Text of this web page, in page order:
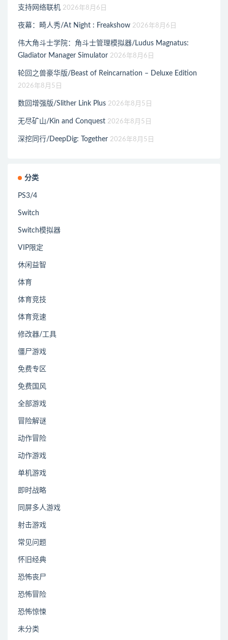
支持网络联机 2026年8月6日
夜幕：畸人秀/At Night : Freakshow 2026年8月6日
伟大角斗士学院：角斗士管理模拟器/Ludus Magnatus:
Gladiator Manager Simulator 2026年8月6日
轮回之兽豪华版/Beast of Reincarnation – Deluxe Edition
2026年8月5日
数回增强版/Slither Link Plus 2026年8月5日
无尽矿山/Kin and Conquest 2026年8月5日
深挖同行/DeepDig: Together 2026年8月5日
分类
PS3/4
Switch
Switch模拟器
VIP限定
休闲益智
体育
体育竞技
体育竞速
修改器/工具
僵尸游戏
免费专区
免费国风
全部游戏
冒险解谜
动作冒险
动作游戏
单机游戏
即时战略
同屏多人游戏
射击游戏
常见问题
怀旧经典
恐怖丧尸
恐怖冒险
恐怖惊悚
未分类